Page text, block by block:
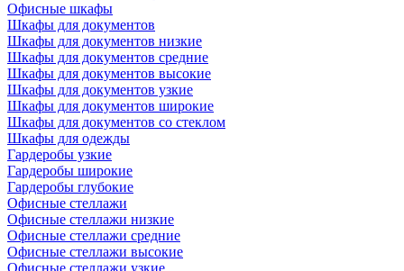
Офисные шкафы
Шкафы для документов
Шкафы для документов низкие
Шкафы для документов средние
Шкафы для документов высокие
Шкафы для документов узкие
Шкафы для документов широкие
Шкафы для документов со стеклом
Шкафы для одежды
Гардеробы узкие
Гардеробы широкие
Гардеробы глубокие
Офисные стеллажи
Офисные стеллажи низкие
Офисные стеллажи средние
Офисные стеллажи высокие
Офисные стеллажи узкие